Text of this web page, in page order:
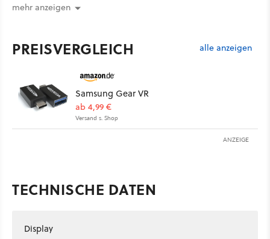
mehr anzeigen
PREISVERGLEICH alle anzeigen
Samsung Gear VR
ab 4,99 €
Versand s. Shop
ANZEIGE
TECHNISCHE DATEN
Display